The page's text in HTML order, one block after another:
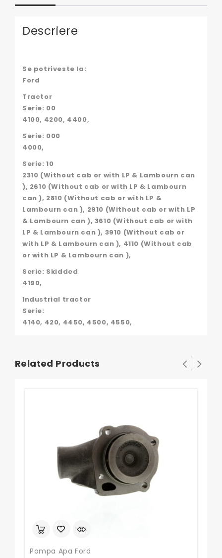
Descriere
Se potriveste la:
Ford
Tractor
Serie: 00
4100, 4200, 4400,
Serie: 000
4000,
Serie: 10
2310 (Without cab or with LP & Lambourn can
), 2610 (Without cab or with LP & Lambourn
can ), 2810 (Without cab or with LP &
Lambourn can ), 2910 (Without cab or with LP
& Lambourn can ), 3610 (Without cab or with
LP & Lambourn can ), 3910 (Without cab or
with LP & Lambourn can ), 4110 (Without cab
or with LP & Lambourn can ),
Serie: Skidded
4190,
Industrial tractor
Serie:
4140, 420, 4450, 4500, 4550,
Related Products
Pompa Apa Ford